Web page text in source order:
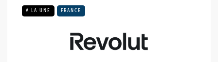
A LA UNE FRANCE